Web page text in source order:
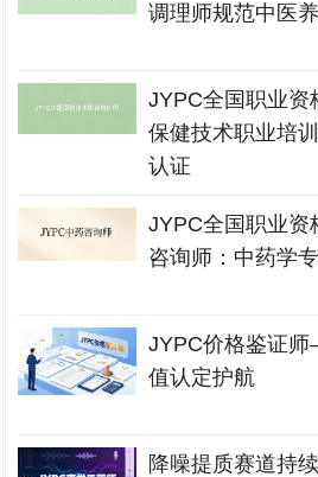
调理师规范中医
JYPC全国职业资
保健技术职业培
认证
JYPC全国职业资
咨询师：中药学
JYPC价格鉴证
值认定护航
降噪提质赛道持